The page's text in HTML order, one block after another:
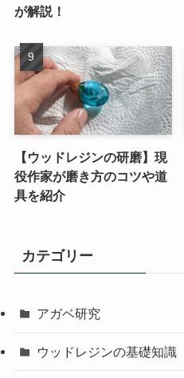
が解説！
【ウッドレジンの研磨】現
役作家が磨き方のコツや道
具を紹介
カテゴリー
アガベ研究
ウッドレジンの基礎知識